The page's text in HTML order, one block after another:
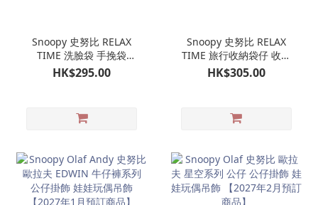
Snoopy 史努比 RELAX
TIME 洗臉袋 手挽袋
【2026年11月預訂商品】
HK$295.00
Snoopy 史努比 RELAX
TIME 旅行收納袋仔 收納
包 【2026年11月預訂商
品】
HK$305.00